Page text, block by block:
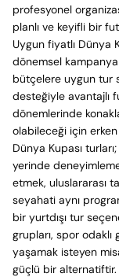
profesyonel
planlı ve keyifli bir
Uygun fiyatlı Dünya
dönemsel
bütçelere uygun tur
desteğiyle avantajlı
dönemlerinde
olabileceği için erken
Dünya Kupası
yerinde
etmek, uluslararası
seyahati aynı
bir yurtdışı tur
grupları, spor
yaşamak isteyen
güçlü bir alternatiftir.